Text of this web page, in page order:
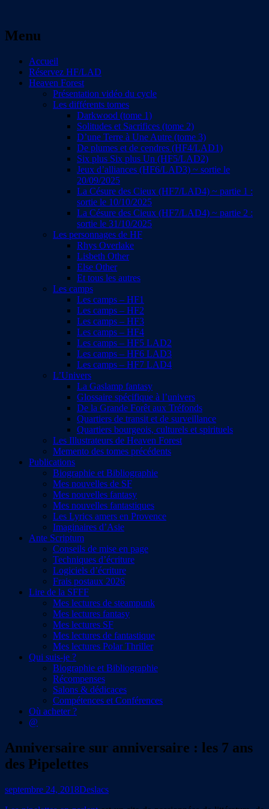
Andréa Deslacs : écrire de la
fantasy, du fantastique, de la
science-fiction
Quand imagination rime avec évasion et
Menu
Aller
contenu
Accueil
Réservez HF/LAD
Heaven Forest
Présentation vidéo du cycle
Les différents tomes
Darkwood (tome 1)
Solitudes et Sacrifices (tome 2)
D’une Terre à Une Autre (tome 3)
De plumes et de cendres (HF4/LAD1)
Six plus Six plus Un (HF5/LAD2)
Jeux d’alliances (HF6/LAD3) ~ sortie le
20/09/2025
La Césure des Cieux (HF7/LAD4) ~ partie 1 :
sortie le 10/10/2025
La Césure des Cieux (HF7/LAD4) ~ partie 2 :
sortie le 31/10/2025
Les personnages de HF
Rhys Overlake
Lisbeth Other
Else Other
Et tous les autres
Les camps
Les camps – HF1
Les camps – HF2
Les camps – HF3
Les camps – HF4
Les camps – HF5 LAD2
Les camps – HF6 LAD3
Les camps – HF7 LAD4
L’Univers
La Gaslamp fantasy
Glossaire spécifique à l’univers
De la Grande Forêt aux Tréfonds
Quartiers de transit et de surveillance
Quartiers bourgeois, culturels et spirituels
Les Illustrateurs de Heaven Forest
Memento des tomes précédents
Publications
Biographie et Bibliographie
Mes nouvelles de SF
Mes nouvelles fantasy
Mes nouvelles fantastiques
Les Lyrics amers en Provence
Imaginaires d’Asie
Ante Scriptum
Conseils de mise en page
Techniques d’écriture
Logiciels d’écriture
Frais postaux 2026
Lire de la SFFF
Mes lectures de steampunk
Mes lectures fantasy
Mes lectures SF
Mes lectures de fantastique
Mes lectures Polar Thriller
Qui suis-je ?
Biographie et Bibliographie
Récompenses
Salons & dédicaces
Compétences et Conférences
Où acheter ?
@
Anniversaire sur anniversaire : les 7 ans
des Pipelettes
septembre 24, 2018Deslacs